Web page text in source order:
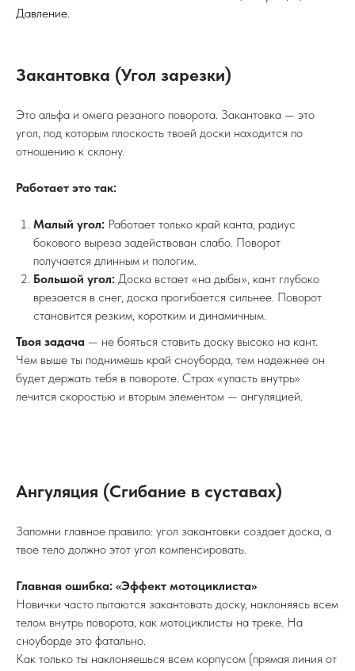
Давление.
Закантовка (Угол зарезки)
Это альфа и омега резаного поворота. Закантовка — это
угол, под которым плоскость твоей доски находится по
отношению к склону.
Работает это так:
Малый угол: Работает только край канта, радиус
бокового выреза задействован слабо. Поворот
получается длинным и пологим.
Большой угол: Доска встает «на дыбы», кант глубоко
врезается в снег, доска прогибается сильнее. Поворот
становится резким, коротким и динамичным.
Твоя задача — не бояться ставить доску высоко на кант.
Чем выше ты поднимешь край сноуборда, тем надежнее он
будет держать тебя в повороте. Страх «упасть внутрь»
лечится скоростью и вторым элементом — ангуляцией.
Ангуляция (Сгибание в суставах)
Запомни главное правило: угол закантовки создает доска, а
твое тело должно этот угол компенсировать.
Главная ошибка: «Эффект мотоциклиста»
Новички часто пытаются закантовать доску, наклоняясь всем
телом внутрь поворота, как мотоциклисты на треке. На
сноуборде это фатально.
Как только ты наклоняешься всем корпусом (прямая линия от